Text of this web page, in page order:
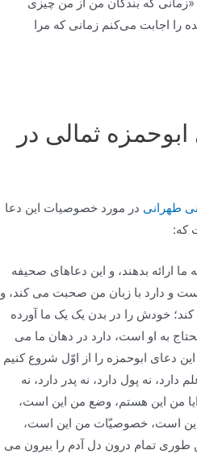
را اجابت می‌کنم زمانی که مرا
ثمالی در
طهرانی در مورد خصوصیات این دعا
که:
ارائه بدهند، و این دعاهای صحیفه
و دارد با زبان من صحبت می کند، و
خودش را در بدن یک یک ما آورده
به او است، دارد در دهان ما می
دعای ابوحمزه را از اوّل شروع کنیم
نه پول دارد، نه پدر دارد، نه
من این هستم، وضع من این است،
این است، خصوصیّات من این است،
تمام درون دل آدم را بیرون می